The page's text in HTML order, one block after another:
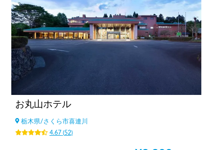
お丸山ホテル
栃木県/さくら市喜連川
4.67(52)